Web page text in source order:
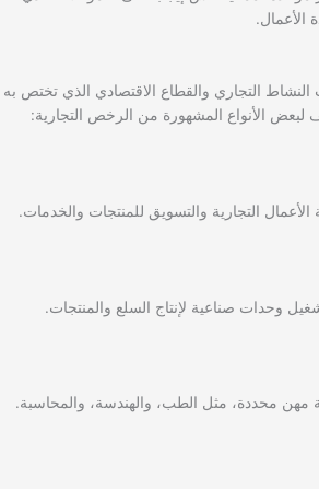
الأعمال.
التجاري والقطاع الاقتصادي الذي تختص به
لبعض الأنواع المشهورة من الرخص التجارية:
التجارية والتسويق للمنتجات والخدمات.
وحدات صناعية لإنتاج السلع والمنتجات.
مهن محددة، مثل الطب، والهندسة، والمحاسبة.